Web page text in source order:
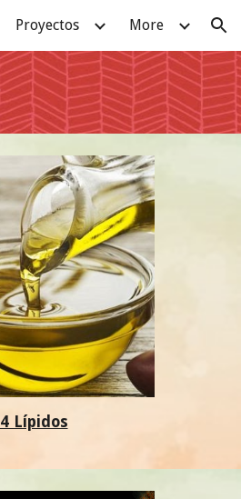
Proyectos More
4 Lípidos